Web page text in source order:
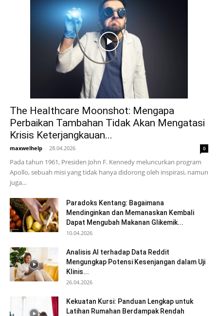
The Healthcare Moonshot: Mengapa
Perbaikan Tambahan Tidak Akan Mengatasi
Krisis Keterjangkauan...
maxwelhelp - 28.04.2026 0
Pada tahun 1961, Presiden John F. Kennedy meluncurkan program
Apollo, sebuah misi yang tidak hanya didorong oleh inspirasi, namun
juga...
Paradoks Kentang: Bagaimana
Mendinginkan dan Memanaskan Kembali
Dapat Mengubah Makanan Glikemik...
10.04.2026
Analisis AI terhadap Data Reddit
Mengungkap Potensi Kesenjangan dalam Uji
Klinis...
26.04.2026
Kekuatan Kursi: Panduan Lengkap untuk
Latihan Rumahan Berdampak Rendah